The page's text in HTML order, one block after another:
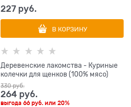
227 руб.
В КОРЗИНУ
Деревенские лакомства - Куриные
колечки для щенков (100% мясо)
330 руб.
264 руб.
выгода66 руб. или20%